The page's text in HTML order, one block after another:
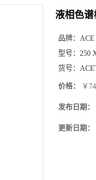
液相色
品牌： ACE
型号： 250
货号：
价格： ￥
发布日期：
更新日期：